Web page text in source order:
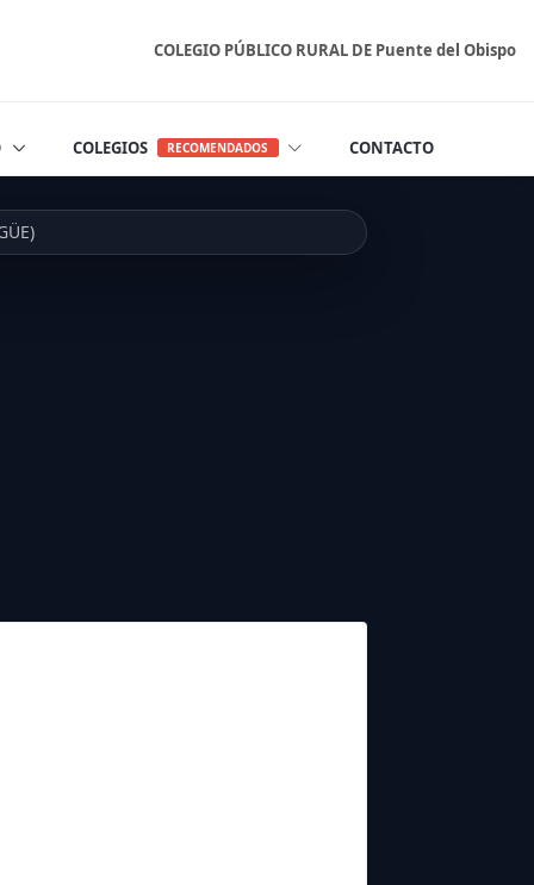
COLEGIO PÚBLICO RURAL DE Puente del Obispo
COLEGIOS RECOMENDADOS CONTACTO